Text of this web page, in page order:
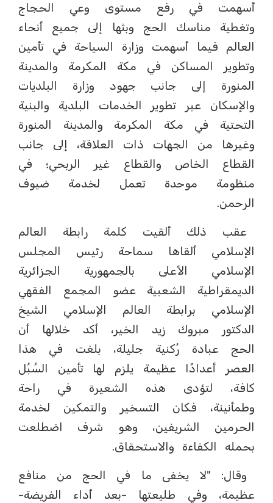
أسهمت في رفع مستوى وعي الحجاج
وتغطية مناسك الحج وبثها إلى جميع أنحاء
العالم فيما أسهمت وزارة السياحة في تأمين
وتطوير المساكن في مكة المكرمة والمدينة
المنورة إلى جانب جهود وزارة البلديات
والإسكان عبر تطوير الخدمات البلدية والبنية
التحتية في مكة المكرمة والمدينة المنورة
وغيرها من الجهات ذات العلاقة، إلى جانب
القطاع الخاص والقطاع غير الربحي؛ في
منظومة موحدة تعمل لخدمة ضيوف
الرحمن.
عقب ذلك ألقيت كلمة رابطة العالم
الإسلامي ألقاها سماحة رئيس المجلس
الإسلامي الأعلى بالجمهورية الجزائرية
الديمقراطية الشعبية عضو المجمع الفقهي
الإسلامي برابطة العالم الإسلامي الشيخ
الدكتور مبروك زيد الخير، أكد خلالها أن
الحج عبادة رُكنية جليلة، بلغت في هذا
العصر أعدادًا عظيمة يلزم لها تأمين السُبُل
كافة، لتؤدى هذه الشعيرة في راحة
وطمأنينة، فكان التسخير والتمكين لخدمة
الحرمين الشريفين، وهو شرف اضطلعت
بحمله الكفاءة والاستحقاق.
وقال: "لا يخفى ما في الحج من منافع
عظيمة، وفي طليعتها -بعد أداء الفريضة-